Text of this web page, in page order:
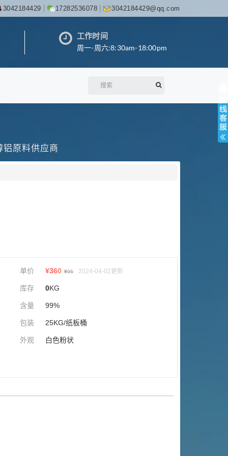
3042184429 17282536078 3042184429@qq.com
工作时间
周一-周六:8:30am-18:00pm
原料供应商
单价 ¥360 ¥95 2024-04-02更新
库存 0KG
含量 99%
包装 25KG/纸板桶
外观 白色粉状